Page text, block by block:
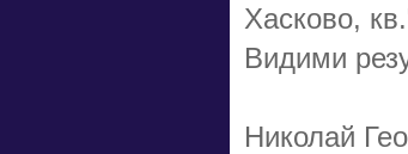
Хасково,
Видими
Николай